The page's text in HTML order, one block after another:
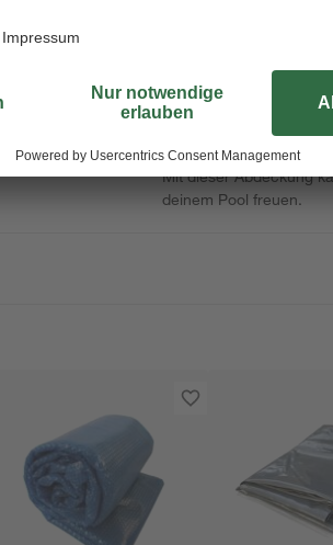
Mühe bei der
Highlight. Du kannst
zu gewährleisten.
die Reduzierung der
spart, sondern auch
sowohl die Umwelt als
Investition für jeden
Mit dieser Abdeckung
deinem Pool freuen.